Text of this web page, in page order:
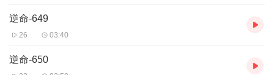
逆命-649
26 03:40
逆命-650